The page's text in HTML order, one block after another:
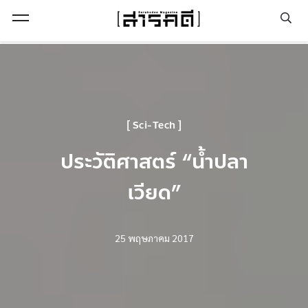
Sci-Tech
ประวัติศาสตร์ “น้ำปลา
เวียด”
25 พฤษภาคม 2017